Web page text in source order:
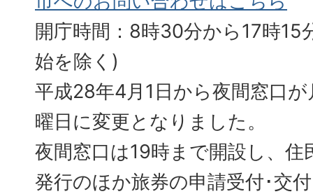
開庁時間：8時30分から17時15
始を除く)
平成28年4月1日から夜間窓口
曜日に変更となりました。
夜間窓口は19時まで開設し、住
発行のほか旅券の申請受付･交